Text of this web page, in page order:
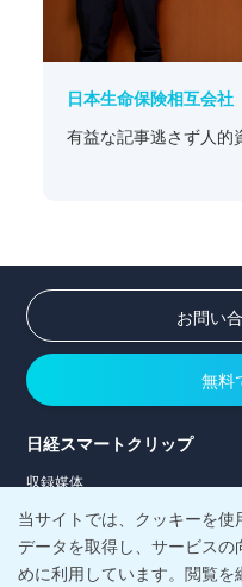
日本生命保険相互会社
有益な記事逃さず人的
当サイトでは、クッキーを
データを取得し、サービス
めに利用しています。閲覧
お問い
無料
日経スマートクリップ
収録媒体
コラム
日経メディアマーケティン